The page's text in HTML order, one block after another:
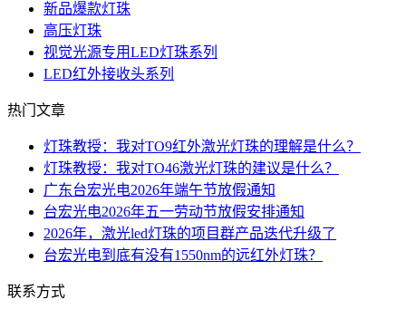
新品爆款灯珠
高压灯珠
视觉光源专用LED灯珠系列
LED红外接收头系列
热门文章
灯珠教授：我对TO9红外激光灯珠的理解是什么？
灯珠教授：我对TO46激光灯珠的建议是什么？
广东台宏光电2026年端午节放假通知
台宏光电2026年五一劳动节放假安排通知
2026年，激光led灯珠的项目群产品迭代升级了
台宏光电到底有没有1550nm的远红外灯珠？
联系方式